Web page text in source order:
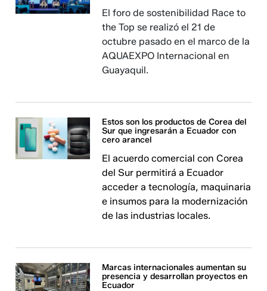
El foro de sostenibilidad Race to
the Top se realizó el 21 de
octubre pasado en el marco de la
AQUAEXPO Internacional en
Guayaquil.
Estos son los productos de Corea del
Sur que ingresarán a Ecuador con
cero arancel
El acuerdo comercial con Corea
del Sur permitirá a Ecuador
acceder a tecnología, maquinaria
e insumos para la modernización
de las industrias locales.
Marcas internacionales aumentan su
presencia y desarrollan proyectos en
Ecuador